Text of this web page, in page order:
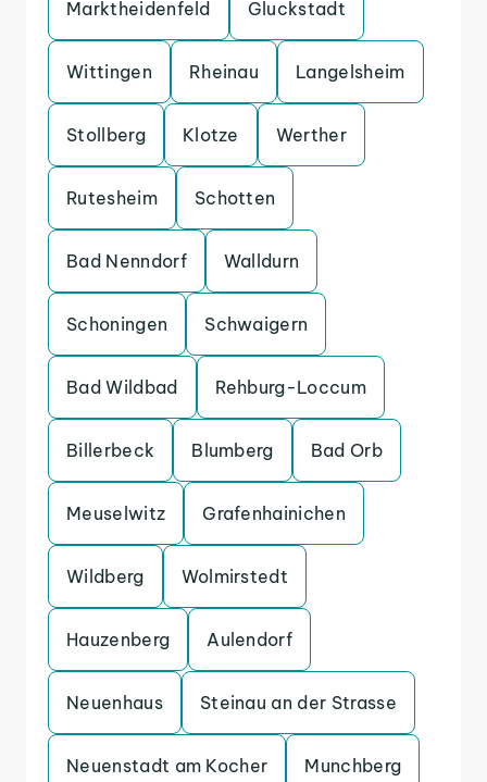
Marktheidenfeld Gluckstadt
Wittingen Rheinau Langelsheim
Stollberg Klotze Werther
Rutesheim Schotten
Bad Nenndorf Walldurn
Schoningen Schwaigern
Bad Wildbad Rehburg-Loccum
Billerbeck Blumberg Bad Orb
Meuselwitz Grafenhainichen
Wildberg Wolmirstedt
Hauzenberg Aulendorf
Neuenhaus Steinau an der Strasse
Neuenstadt am Kocher Munchberg